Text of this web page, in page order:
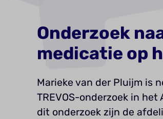
Onderzoek
medicatie op
Marieke van der Pluijm is
TREVOS-onderzoek in het
dit onderzoek zijn de